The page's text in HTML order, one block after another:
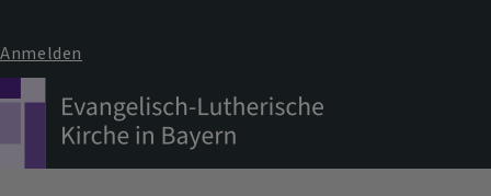
Benutzermenü
Anmelden